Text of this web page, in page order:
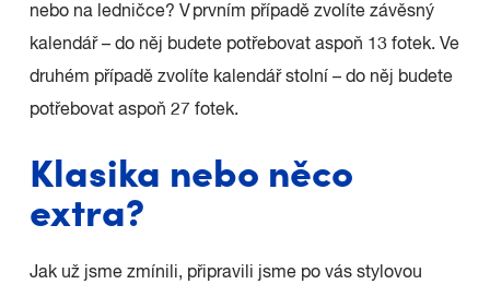
nebo na ledničce? V prvním případě zvolíte závěsný
kalendář – do něj budete potřebovat aspoň 13 fotek. Ve
druhém případě zvolíte kalendář stolní – do něj budete
potřebovat aspoň 27 fotek.
Klasika nebo něco
extra?
Jak už jsme zmínili, připravili jsme po vás stylovou